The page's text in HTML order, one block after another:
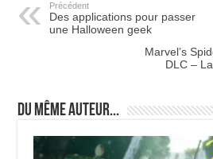
Précédent
Des applications pour passer
une Halloween geek
Marvel’s
DLC –
Du même auteur...